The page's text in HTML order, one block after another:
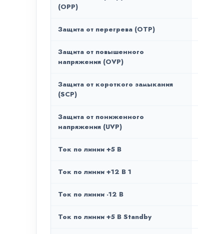
(OPP)
Защита от перегрева (OTP)
Защита от повышенного
напряжения (OVP)
Защита от короткого замыкания
(SCP)
Защита от пониженного
напряжения (UVP)
Ток по линии +5 В
Ток по линии +12 В 1
Ток по линии -12 В
Ток по линии +5 В Standby